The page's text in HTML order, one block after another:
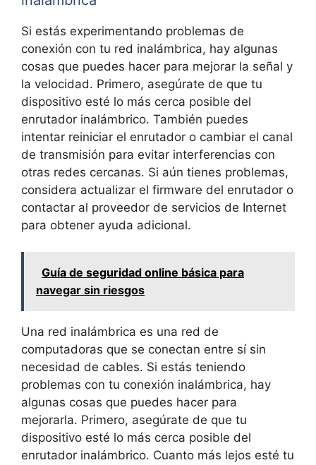
Si estás experimentando problemas de
conexión con tu red inalámbrica, hay algunas
cosas que puedes hacer para mejorar la señal y
la velocidad. Primero, asegúrate de que tu
dispositivo esté lo más cerca posible del
enrutador inalámbrico. También puedes
intentar reiniciar el enrutador o cambiar el canal
de transmisión para evitar interferencias con
otras redes cercanas. Si aún tienes problemas,
considera actualizar el firmware del enrutador o
contactar al proveedor de servicios de Internet
para obtener ayuda adicional.
Guía de seguridad online básica para
navegar sin riesgos
Una red inalámbrica es una red de
computadoras que se conectan entre sí sin
necesidad de cables. Si estás teniendo
problemas con tu conexión inalámbrica, hay
algunas cosas que puedes hacer para
mejorarla. Primero, asegúrate de que tu
dispositivo esté lo más cerca posible del
enrutador inalámbrico. Cuanto más lejos esté tu